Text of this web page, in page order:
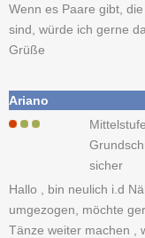
Wenn es Paare gibt,
sind, würde ich gerne
Grüße
Ariano
sicher
Hallo , bin neulich i.d
umgezogen, möchte
Tänze weiter machen ,